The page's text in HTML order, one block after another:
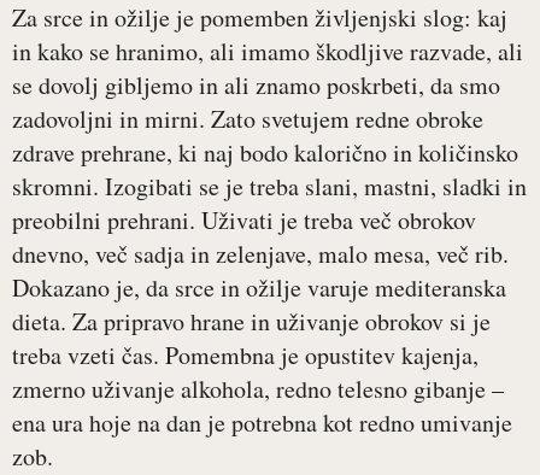
Za srce in ožilje je pomemben življenjski slog: kaj
in kako se hranimo, ali imamo škodljive razvade, ali
se dovolj gibljemo in ali znamo poskrbeti, da smo
zadovoljni in mirni. Zato svetujem redne obroke
zdrave prehrane, ki naj bodo kalorično in količinsko
skromni. Izogibati se je treba slani, mastni, sladki in
preobilni prehrani. Uživati je treba več obrokov
dnevno, več sadja in zelenjave, malo mesa, več rib.
Dokazano je, da srce in ožilje varuje mediteranska
dieta. Za pripravo hrane in uživanje obrokov si je
treba vzeti čas. Pomembna je opustitev kajenja,
zmerno uživanje alkohola, redno telesno gibanje –
ena ura hoje na dan je potrebna kot redno umivanje
zob.